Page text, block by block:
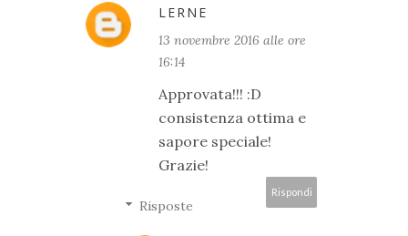
LERNE
13 novembre 2016 alle ore
16:14
Approvata!!! :D
consistenza ottima e
sapore speciale!
Grazie!
Rispondi
Risposte